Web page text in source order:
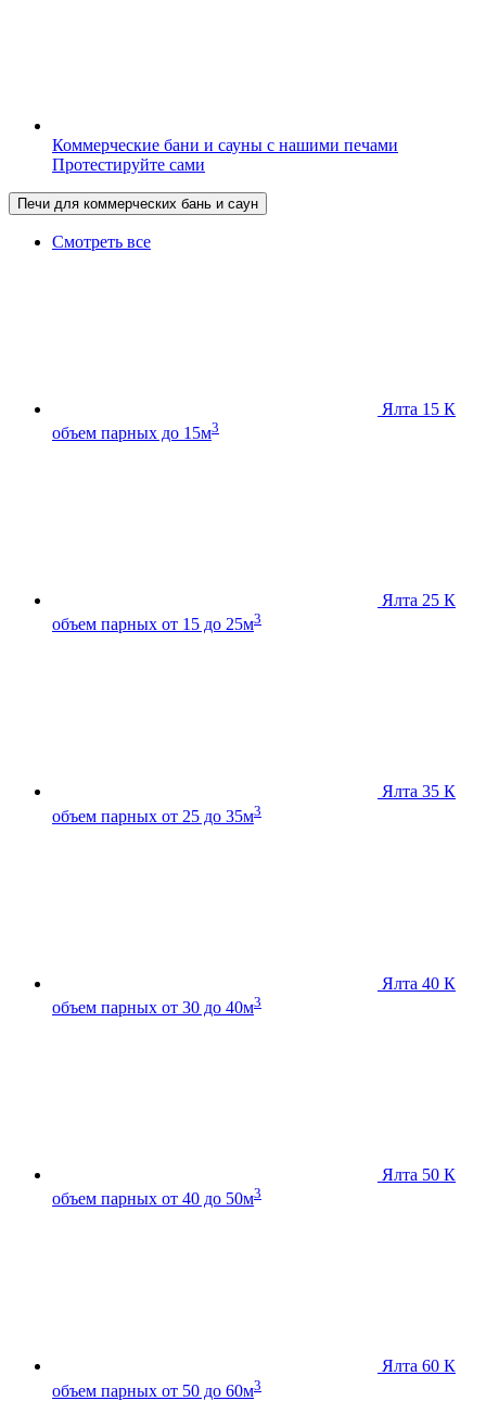
Коммерческие бани и сауны с нашими печами
Протестируйте сами
Печи для коммерческих бань и саун
Смотреть все
Ялта 15 К
объем парных до 15м3
Ялта 25 К
объем парных от 15 до 25м3
Ялта 35 К
объем парных от 25 до 35м3
Ялта 40 К
объем парных от 30 до 40м3
Ялта 50 К
объем парных от 40 до 50м3
Ялта 60 К
объем парных от 50 до 60м3